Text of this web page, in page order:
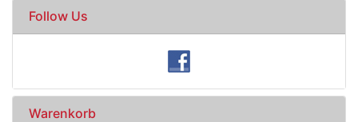
Follow Us
Warenkorb